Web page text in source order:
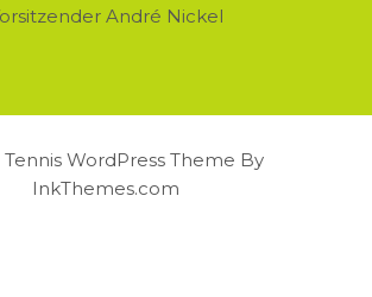
André Nickel
WordPress Theme By
InkThemes.com